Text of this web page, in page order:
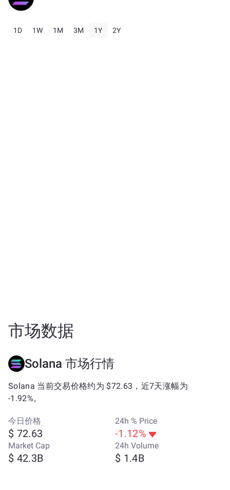
1D 1W 1M 3M 1Y 2Y
市场数据
Solana 市场行情
Solana 当前交易价格约为 $72.63，近7天涨幅为
-1.92%。
今日价格
$ 72.63
24h % Price
-1.12%
Market Cap
$ 42.3B
24h Volume
$ 1.4B